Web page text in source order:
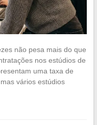
não pesa mais do que
nos estúdios de
uma taxa de
vários estúdios